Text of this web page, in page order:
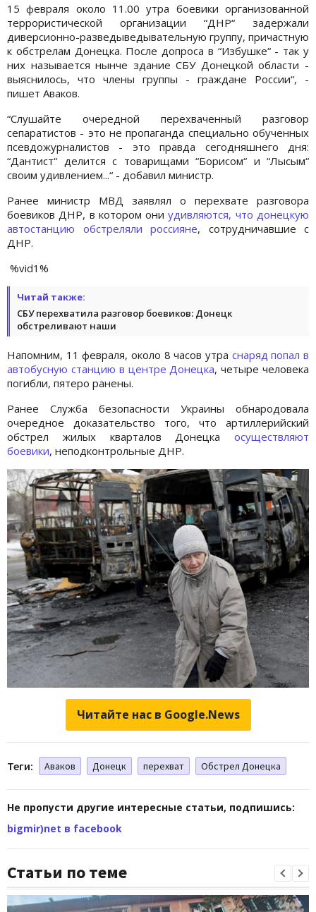
15 февраля около 11.00 утра боевики организованной
террористической организации “ДНР“ задержали
диверсионно-разведыведывательную группу, причастную
к обстрелам Донецка. После допроса в “Избушке“ - так у
них называется нынче здание СБУ Донецкой области -
выяснилось, что члены группы - граждане России“, -
пишет Аваков.
“Слушайте очередной перехваченный разговор
сепаратистов - это не пропаганда специально обученных
псевдожурналистов - это правда сегодняшнего дня:
“Дантист“ делится с товарищами “Борисом“ и “Лысым“
своим удивлением...“ - добавил министр.
Ранее министр МВД заявлял о перехвате разговора
боевиков ДНР, в котором ониудивляются, что донецкую
автостанцию обстреляли россияне, сотрудничавшие с
ДНР.
%vid1%
Читай также:
СБУ перехватила разговор боевиков: Донецк
обстреливают наши
Напомним, 11 февраля, около 8 часов утра снаряд попал в
автобусную станцию в центре Донецка, четыре человека
погибли, пятеро ранены.
Ранее Служба безопасности Украины обнародовала
очередное доказательство того, что артиллерийский
обстрел жилых кварталов Донецка осуществляют
боевики, неподконтрольные ДНР.
Читайте нас в Google.News
Теги: Аваков Донецк перехват Обстрел Донецка
Не пропусти другие интересные статьи, подпишись:
bigmir)net в facebook
Статьи по теме